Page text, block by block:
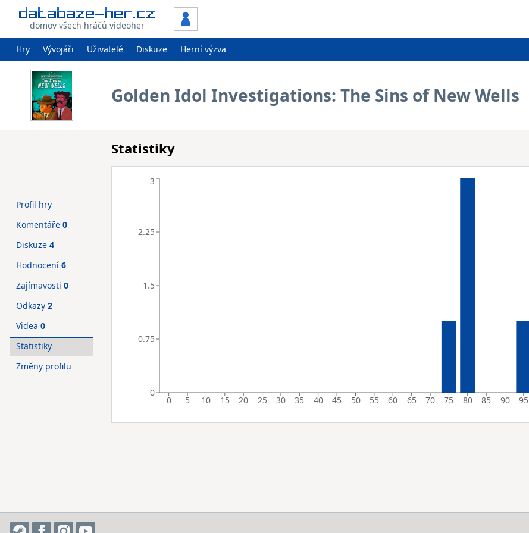
domov všech hráčů videoher
Hry Vývojáři Uživatelé Diskuze Herní výzva
Golden Idol Investigations: The Sins of New Wells
Statistiky
0 5 10 15 20 25 30 35 40 45 50 55 60 65 70 75 80 85 90 95
0
0.75
1.5
2.25
3
Profil hry
Komentáře 0
Diskuze 4
Hodnocení 6
Zajímavosti 0
Odkazy 2
Videa 0
Statistiky
Změny profilu